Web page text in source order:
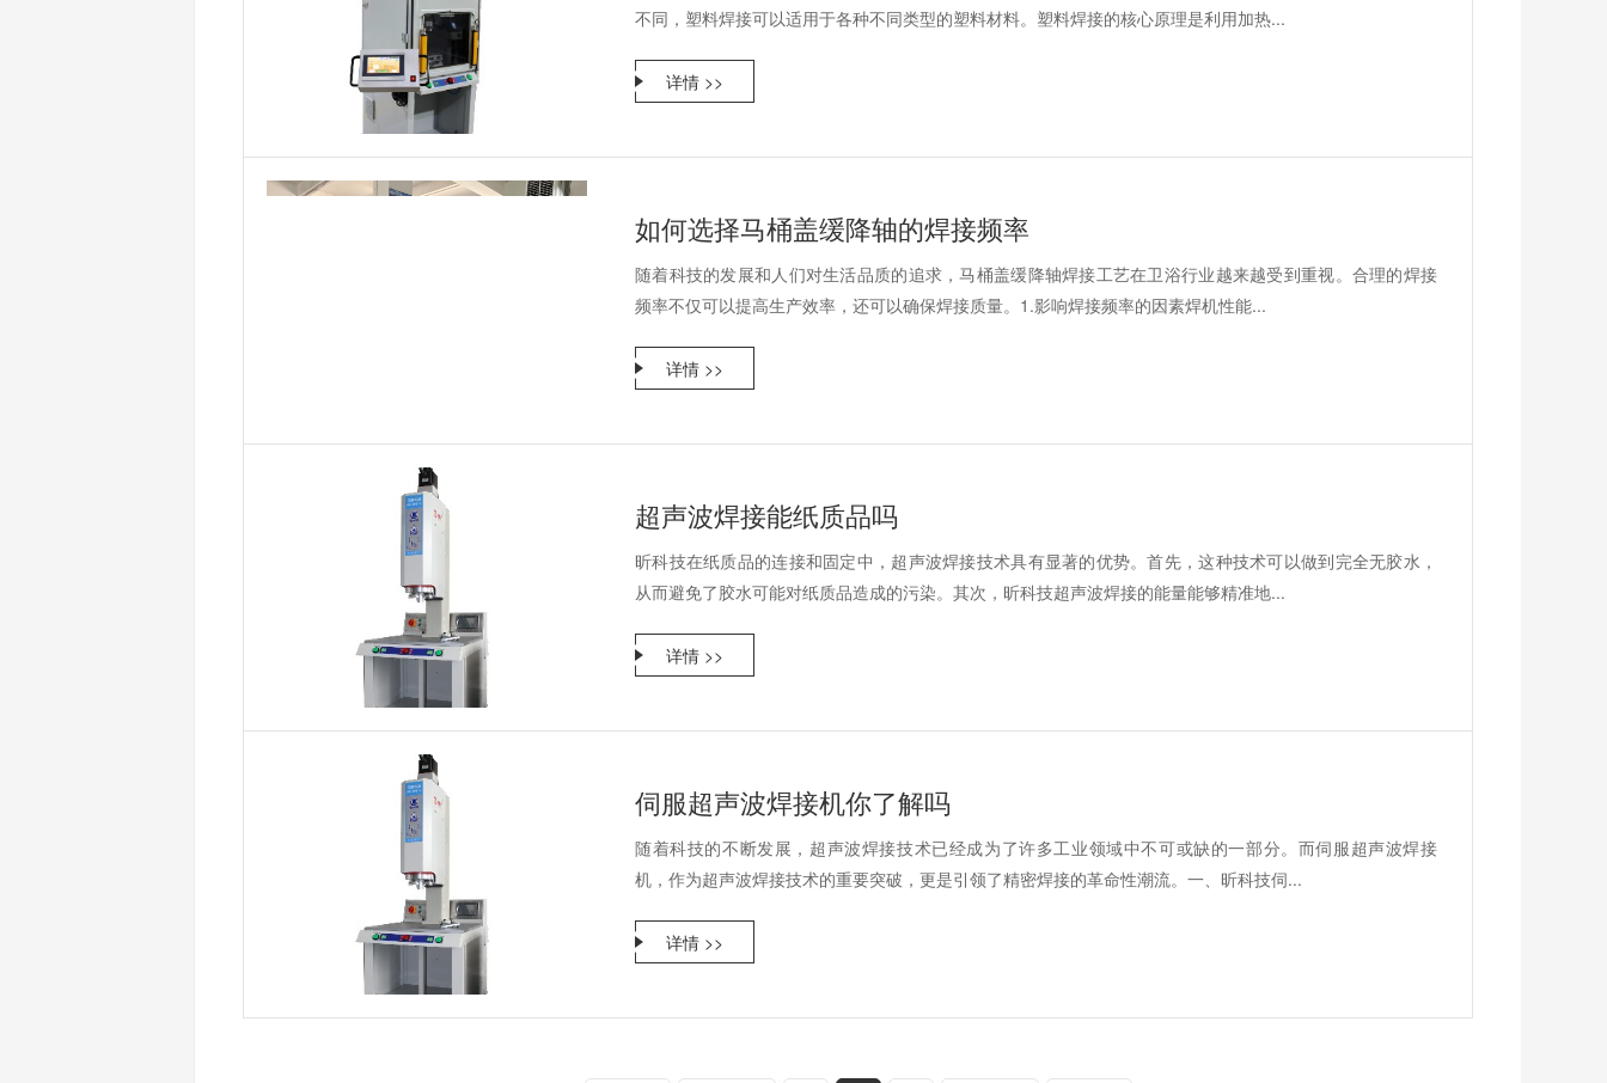
不同，塑料焊接可以适用于各种不同类型的塑料材料。塑料焊接的核心原理是利用加热...
详情 >>
如何选择马桶盖缓降轴的焊接频率
随着科技的发展和人们对生活品质的追求，马桶盖缓降轴焊接工艺在卫浴行业越来越受到重视。合理的焊接
频率不仅可以提高生产效率，还可以确保焊接质量。1.影响焊接频率的因素焊机性能...
详情 >>
超声波焊接能纸质品吗
昕科技在纸质品的连接和固定中，超声波焊接技术具有显著的优势。首先，这种技术可以做到完全无胶水，
从而避免了胶水可能对纸质品造成的污染。其次，昕科技超声波焊接的能量能够精准地...
详情 >>
伺服超声波焊接机你了解吗
随着科技的不断发展，超声波焊接技术已经成为了许多工业领域中不可或缺的一部分。而伺服超声波焊接
机，作为超声波焊接技术的重要突破，更是引领了精密焊接的革命性潮流。一、昕科技伺...
详情 >>